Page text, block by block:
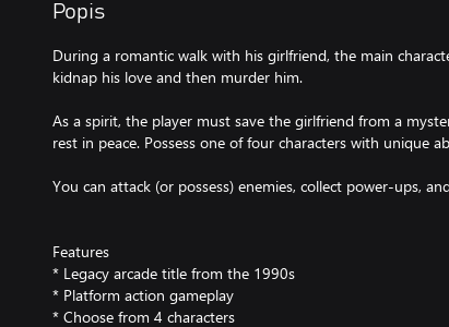
Popis
During a romantic walk with his girlfriend, the main
kidnap his love and then murder him.
As a spirit, the player must save the girlfriend from a
rest in peace. Possess one of four characters with unique
You can attack (or possess) enemies, collect power-ups,
Features
* Legacy arcade title from the 1990s
* Platform action gameplay
* Choose from 4 characters